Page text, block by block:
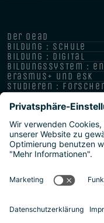
der oead
bildung : schule
bildung : digital
bildungssystem :
erasmus+ und esk
studieren :
hochschule :
Datenschutz